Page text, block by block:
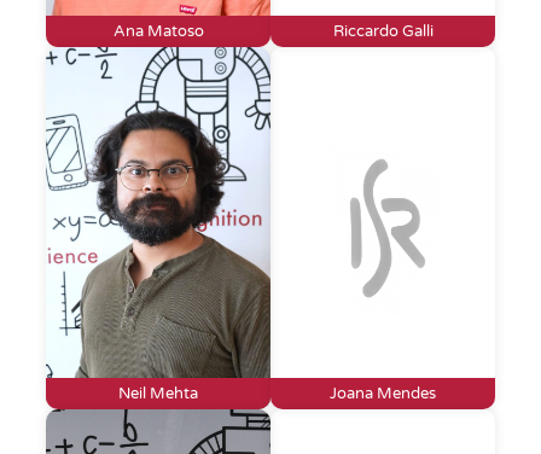
Ana Matoso Riccardo Galli
Neil Mehta Joana Mendes